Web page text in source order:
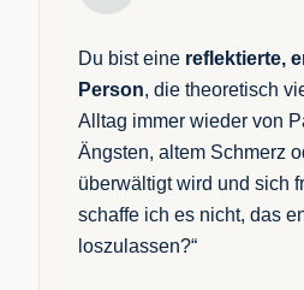
Du bist eine reflektierte,
Person, die theoretisch
Alltag immer wieder von
Ängsten, altem Schmerz
überwältigt wird und sich
schaffe ich es nicht, das
loszulassen?“